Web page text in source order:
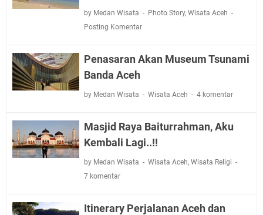
by Medan Wisata Photo Story, Wisata Aceh
Posting Komentar
Penasaran Akan Museum Tsunami
Banda Aceh
by Medan Wisata Wisata Aceh 4 komentar
Masjid Raya Baiturrahman, Aku
Kembali Lagi..!!
by Medan Wisata Wisata Aceh, Wisata Religi
7 komentar
Itinerary Perjalanan Aceh dan